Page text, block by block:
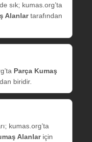
sık; kumas.org’ta
Alanlartarafından
Parça Kumaş
biridir.
kumas.org’ta
Alanlariçin